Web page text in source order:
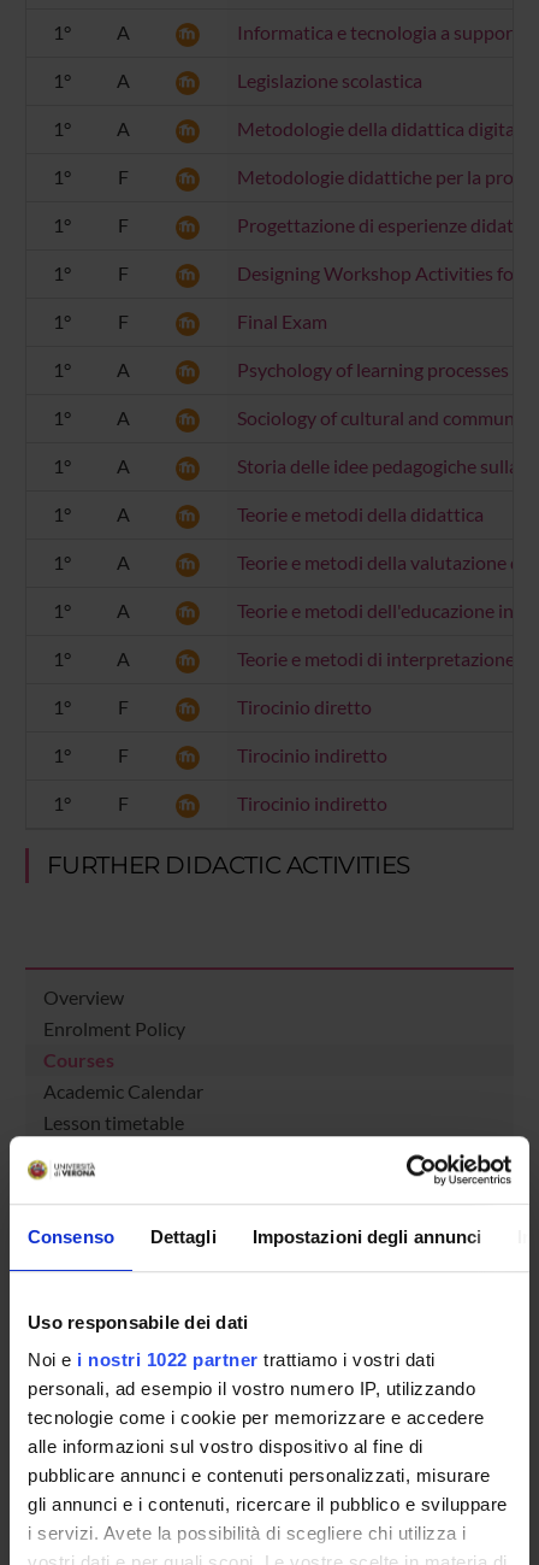
Consenso Dettagli Impostazioni degli annunci
Uso responsabile dei dati
Noi e i nostri 1022 partner trattiamo i vostri dati
personali, ad esempio il vostro numero IP, utilizzando
tecnologie come i cookie per memorizzare e accedere
alle informazioni sul vostro dispositivo al fine di
pubblicare annunci e contenuti personalizzati, misurare
gli annunci e i contenuti, ricercare il pubblico e sviluppare
i servizi. Avete la possibilità di scegliere chi utilizza i
1° A Informatica e tecnologia a supporto
1° A Legislazione scolastica
1° A Metodologie della didattica digitale
1° F Metodologie didattiche per la
1° F Progettazione di esperienze
1° F Designing Workshop Activities for
1° F Final Exam
1° A Psychology of learning processes
1° A Sociology of cultural and
1° A Storia delle idee pedagogiche sulla
1° A Teorie e metodi della didattica
1° A Teorie e metodi della valutazione
1° A Teorie e metodi dell'educazione
1° A Teorie e metodi di interpretazione
1° F Tirocinio diretto
1° F Tirocinio indiretto
1° F Tirocinio indiretto
FURTHER DIDACTIC ACTIVITIES
Overview
Enrolment Policy
Courses
Academic Calendar
Lesson timetable
Exam calendar
Thesis and internship proposals
Governing bodies
STUDYING
COURSES
PHD PROGRAMMES AND POSTGRADUATE
TRAINING